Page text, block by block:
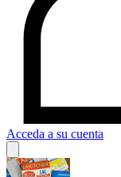
Acceda a su cuenta